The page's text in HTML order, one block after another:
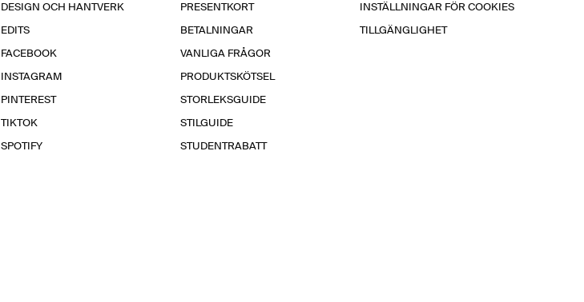
DESIGN OCH HANTVERK
EDITS
FACEBOOK
INSTAGRAM
PINTEREST
TIKTOK
SPOTIFY
PRESENTKORT
BETALNINGAR
VANLIGA FRÅGOR
PRODUKTSKÖTSEL
STORLEKSGUIDE
STILGUIDE
STUDENTRABATT
INSTÄLLNINGAR FÖR COOKIES
TILLGÄNGLIGHET